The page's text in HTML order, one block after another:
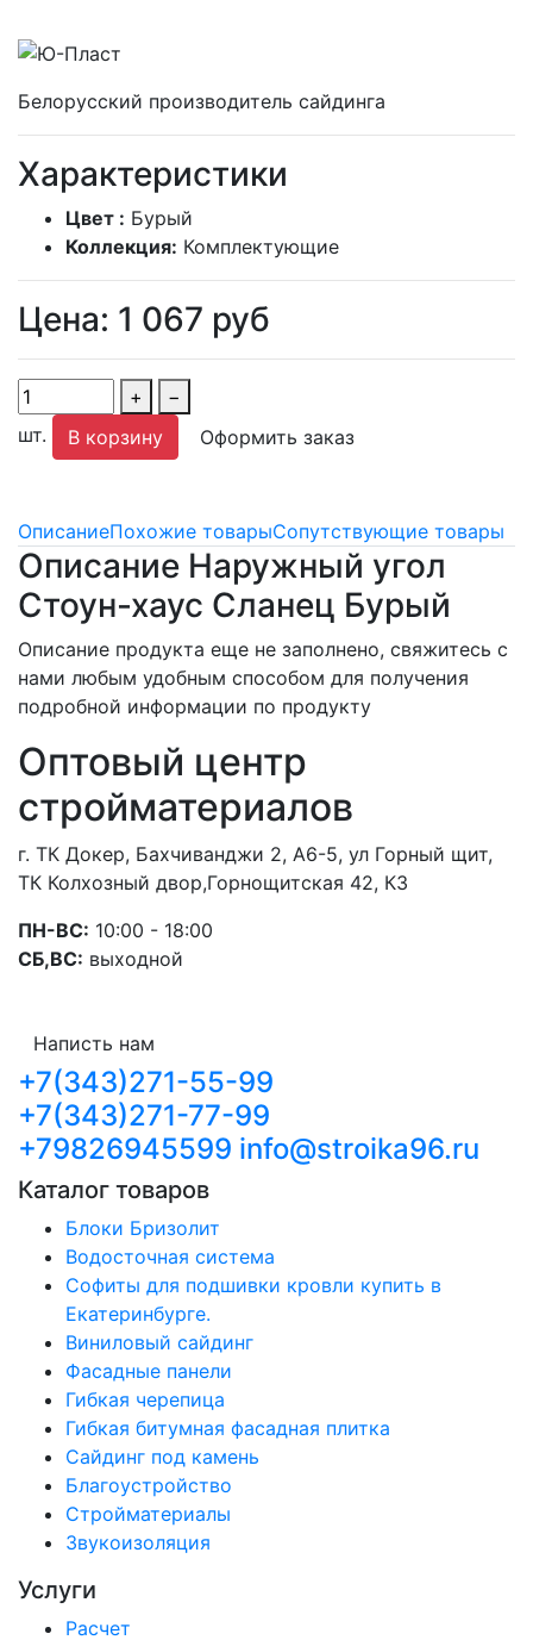
Белорусский производитель сайдинга
Характеристики
Цвет : Бурый
Коллекция: Комплектующие
Цена: 1 067 руб
+
−
шт.
В корзину Оформить заказ
ОписаниеПохожие товарыСопутствующие товары
Описание Наружный угол
Стоун-хаус Сланец Бурый
Описание продукта еще не заполнено, свяжитесь с
нами любым удобным способом для получения
подробной информации по продукту
Оптовый центр
стройматериалов
г. ТК Докер, Бахчиванджи 2, А6-5, ул Горный щит,
ТК Колхозный двор,Горнощитская 42, К3
ПН-ВС: 10:00 - 18:00
СБ,ВС: выходной
Написть нам
+7(343)271-55-99
+7(343)271-77-99
+79826945599 info@stroika96.ru
Каталог товаров
Блоки Бризолит
Водосточная система
Софиты для подшивки кровли купить в
Екатеринбурге.
Виниловый сайдинг
Фасадные панели
Гибкая черепица
Гибкая битумная фасадная плитка
Сайдинг под камень
Благоустройство
Стройматериалы
Звукоизоляция
Услуги
Расчет